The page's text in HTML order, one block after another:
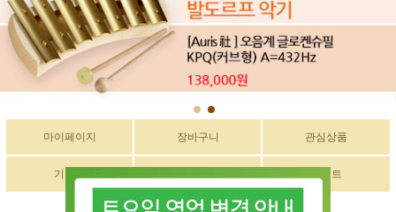
마이페이지 장바구니 관심상품
기획전 이벤트